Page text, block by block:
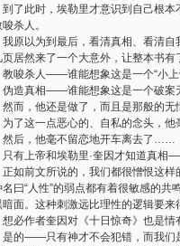
到了此时，埃勒里才意识到自己根本
杀人。
我原以为到最后，看清真相、看清
页居然来了一个大意外，让整本书有
教唆杀人——谁能想象这是一个“小
伪造真相——谁能想象这是一个破案
然而，他还是做了，而且是那般的无
为了这一点恶心的、自私的念头，
然后，他毫不留恋地开车离去了 ……
只有上帝和埃勒里·奎因才知道真相
正如前文所说的，我们都很憎恨这
名曰“人性”的弱点都有着很敏感的共
暗面。这种刺激远比理性的逻辑要
想必作者奎因对《十日惊奇》也是情
是的——只有神才不会犯错，而我们